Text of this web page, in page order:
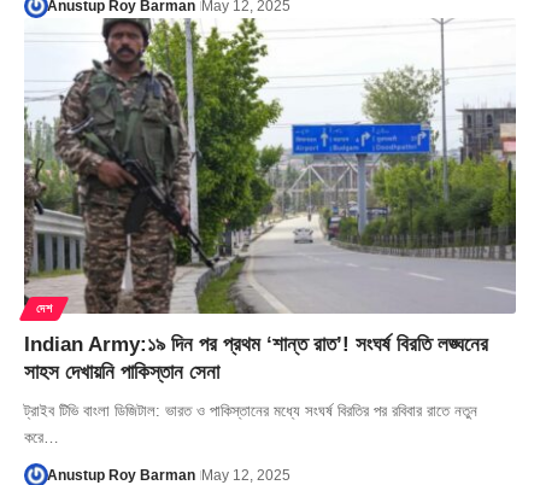
Anustup Roy Barman May 12, 2025
দেশ
Indian Army:১৯ দিন পর প্রথম ‘শান্ত রাত’! সংঘর্ষ বিরতি লঙ্ঘনের
সাহস দেখায়নি পাকিস্তান সেনা
ট্রাইব টিভি বাংলা ডিজিটাল: ভারত ও পাকিস্তানের মধ্যে সংঘর্ষ বিরতির পর রবিবার রাতে নতুন
করে…
Anustup Roy Barman May 12, 2025